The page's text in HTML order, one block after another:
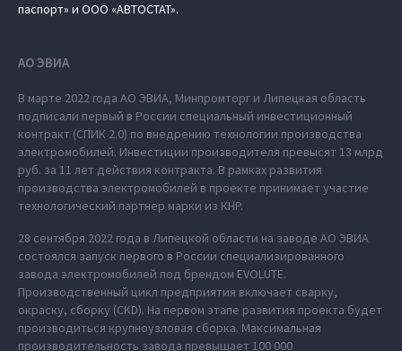
паспорт» и ООО «АВТОСТАТ».
АО ЭВИА
В марте 2022 года АО ЭВИА, Минпромторг и Липецкая область
подписали первый в России специальный инвестиционный
контракт (СПИК 2.0) по внедрению технологии производства
электромобилей. Инвестиции производителя превысят 13 млрд
руб. за 11 лет действия контракта. В рамках развития
производства электромобилей в проекте принимает участие
технологический партнер марки из КНР.
28 сентября 2022 года в Липецкой области на заводе АО ЭВИА
состоялся запуск первого в России специализированного
завода электромобилей под брендом EVOLUTE.
Производственный цикл предприятия включает сварку,
окраску, сборку (CKD). На первом этапе развития проекта будет
производиться крупноузловая сборка. Максимальная
производительность завода превышает 100 000